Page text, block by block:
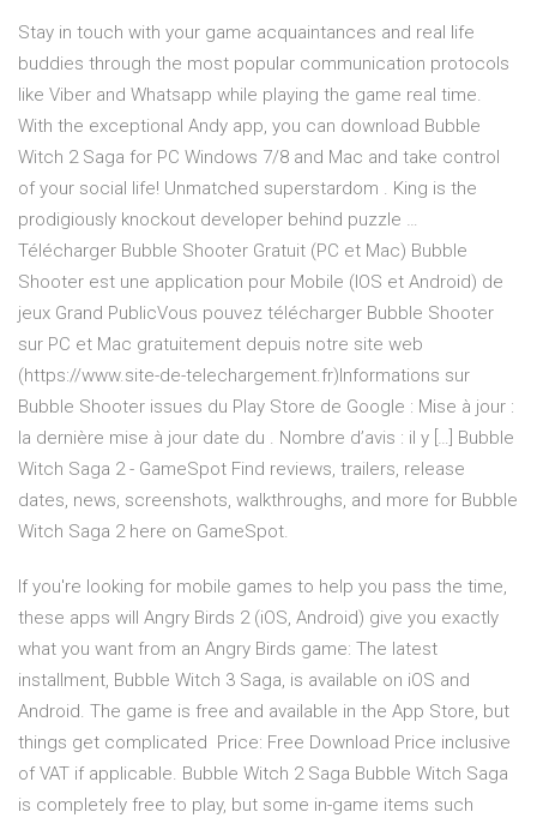
Stay in touch with your game acquaintances and real life
buddies through the most popular communication protocols
like Viber and Whatsapp while playing the game real time.
With the exceptional Andy app, you can download Bubble
Witch 2 Saga for PC Windows 7/8 and Mac and take control
of your social life! Unmatched superstardom . King is the
prodigiously knockout developer behind puzzle …
Télécharger Bubble Shooter Gratuit (PC et Mac) Bubble
Shooter est une application pour Mobile (IOS et Android) de
jeux Grand PublicVous pouvez télécharger Bubble Shooter
sur PC et Mac gratuitement depuis notre site web
(https://www.site-de-telechargement.fr)Informations sur
Bubble Shooter issues du Play Store de Google : Mise à jour :
la dernière mise à jour date du . Nombre d’avis : il y […] Bubble
Witch Saga 2 - GameSpot Find reviews, trailers, release
dates, news, screenshots, walkthroughs, and more for Bubble
Witch Saga 2 here on GameSpot.
If you're looking for mobile games to help you pass the time,
these apps will Angry Birds 2 (iOS, Android) give you exactly
what you want from an Angry Birds game: The latest
installment, Bubble Witch 3 Saga, is available on iOS and
Android. The game is free and available in the App Store, but
things get complicated Price: Free Download Price inclusive
of VAT if applicable. Bubble Witch 2 Saga Bubble Witch Saga
is completely free to play, but some in-game items such